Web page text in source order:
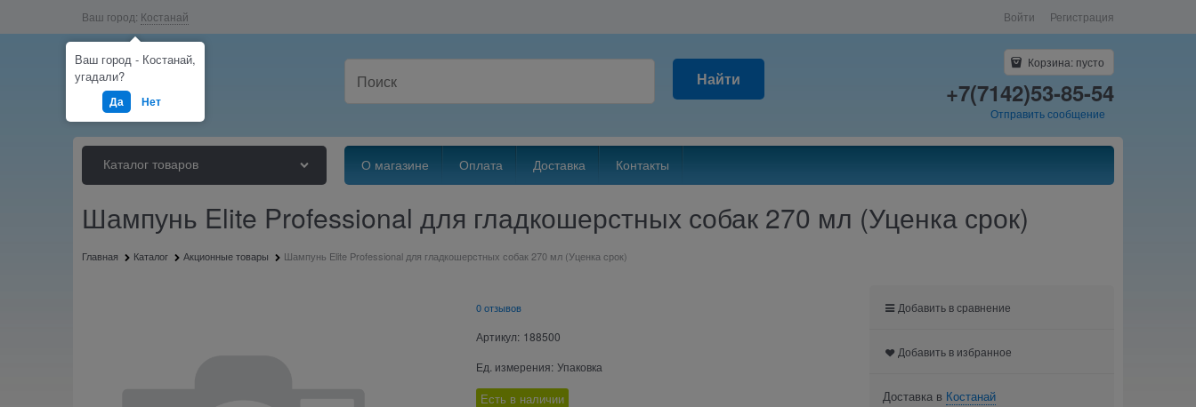
Ваш город: Костанай Войти Регистрация
Найти
Корзина: пусто
+7(7142)53-85-54
Отправить сообщение
Каталог товаров О магазине Оплата Доставка Контакты
Шампунь Elite Professional для гладкошерстных собак 270 мл (Уценка срок)
Главная Каталог Акционные товары Шампунь Elite Professional для гладкошерстных собак 270 мл (Уценка срок)
0 отзывов
Артикул: 188500
Ед. измерения: Упаковка
Есть в наличии
Добавить в сравнение
Добавить в избранное
Доставка в Костанай
Ваш город - Костанай,
угадали?
Да Нет